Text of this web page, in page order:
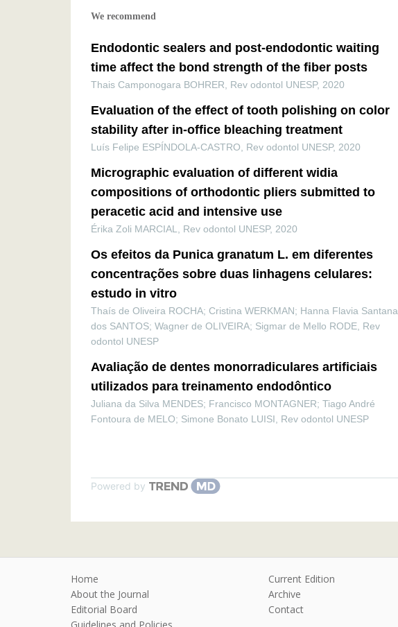
We recommend
Endodontic sealers and post-endodontic waiting
time affect the bond strength of the fiber posts
Thais Camponogara BOHRER Rev odontol UNESP, 2020
Evaluation of the effect of tooth polishing on color
stability after in-office bleaching treatment
Luís Felipe ESPÍNDOLA-CASTRO Rev odontol UNESP, 2020
Micrographic evaluation of different widia
compositions of orthodontic pliers submitted to
peracetic acid and intensive use
Érika Zoli MARCIAL Rev odontol UNESP, 2020
Os efeitos da Punica granatum L. em diferentes
concentrações sobre duas linhagens celulares:
estudo in vitro
Thaís de Oliveira ROCHA; Cristina WERKMAN; Hanna Flavia Santana
dos SANTOS; Wagner de OLIVEIRA; Sigmar de Mello RODE Rev
odontol UNESP
Avaliação de dentes monorradiculares artificiais
utilizados para treinamento endodôntico
Juliana da Silva MENDES; Francisco MONTAGNER; Tiago André
Fontoura de MELO; Simone Bonato LUISI
Rev odontol UNESP
Powered by
Home
About the Journal
Editorial Board
Current Edition
Archive
Contact